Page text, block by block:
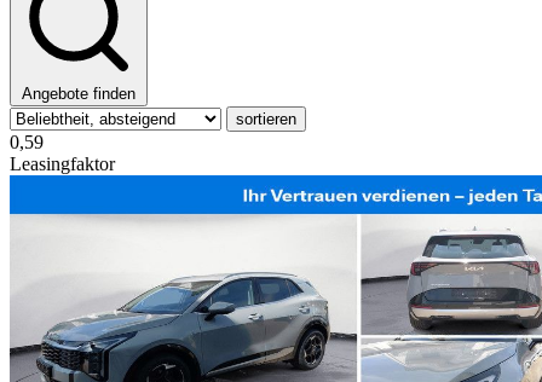
Angebote finden
sortieren
0,59
Leasingfaktor